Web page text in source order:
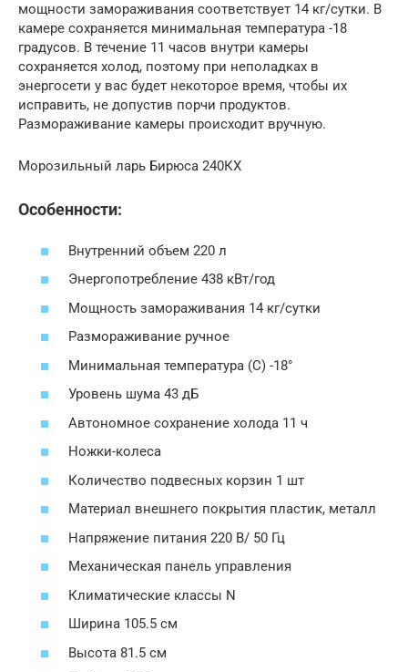
мощности замораживания соответствует 14 кг/сутки. В
камере сохраняется минимальная температура -18
градусов. В течение 11 часов внутри камеры
сохраняется холод, поэтому при неполадках в
энергосети у вас будет некоторое время, чтобы их
исправить, не допустив порчи продуктов.
Размораживание камеры происходит вручную.
Морозильный ларь Бирюса 240КХ
Особенности:
Внутренний объем 220 л
Энергопотребление 438 кВт/год
Мощность замораживания 14 кг/сутки
Размораживание ручное
Минимальная температура (C) -18°
Уровень шума 43 дБ
Автономное сохранение холода 11 ч
Ножки-колеса
Количество подвесных корзин 1 шт
Материал внешнего покрытия пластик, металл
Напряжение питания 220 В/ 50 Гц
Механическая панель управления
Климатические классы N
Ширина 105.5 см
Высота 81.5 см